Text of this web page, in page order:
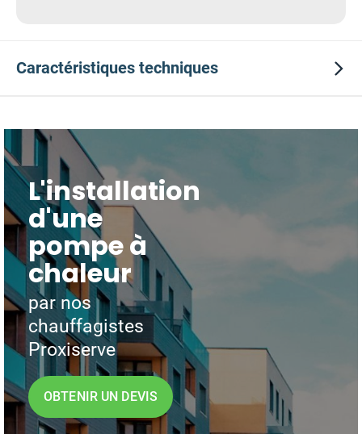
Caractéristiques techniques
L'installation
d'une
pompe à
chaleur
par nos
chauffagistes
Proxiserve
OBTENIR UN DEVIS